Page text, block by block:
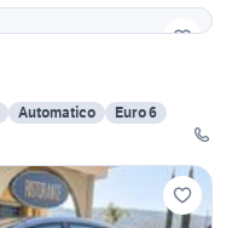
Automatico
Euro 6